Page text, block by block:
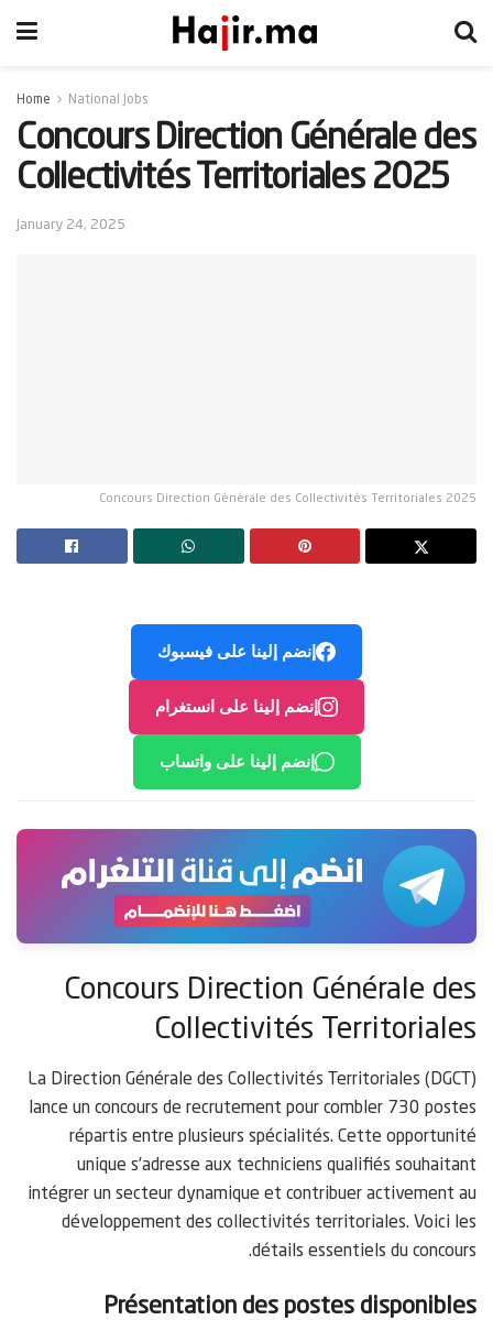
Home National Jobs
Concours Direction Générale des
Collectivités Territoriales 2025
January 24, 2025
Concours Direction Générale des Collectivités Territoriales 2025
إنضم إلينا على فيسبوك
إنضم إلينا على انستغرام
إنضم إلينا على واتساب
Concours Direction Générale des
Collectivités Territoriales
La Direction Générale des Collectivités Territoriales (DGCT)
lance un concours de recrutement pour combler 730 postes
répartis entre plusieurs spécialités. Cette opportunité
unique s’adresse aux techniciens qualifiés souhaitant
intégrer un secteur dynamique et contribuer activement au
développement des collectivités territoriales. Voici les
détails essentiels du concours.
Présentation des postes disponibles